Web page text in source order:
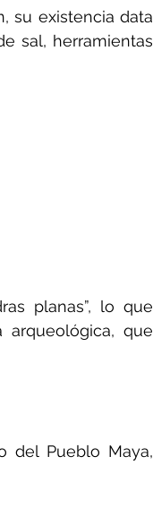
su existencia data
sal, herramientas
planas”, lo que
que
del Pueblo Maya,